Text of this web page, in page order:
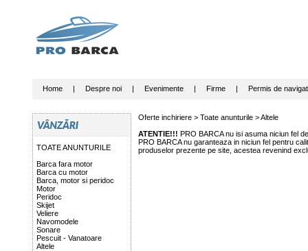
Home| Despre noi| Evenimente| Firme| Permis de
TOATE ANUNTURILE
Barca fara motor
Barca cu motor
Barca, motor si peridoc
Motor
Peridoc
Skijet
Veliere
Navomodele
Sonare
Pescuit - Vanatoare
Altele
Oferte inchiriere > Toate anunturile>Altele
ATENTIE!!! PRO BARCA nu isi asuma niciun fel
PRO BARCA nu garanteaza in niciun fel pentru
produselor prezente pe site, acestea revenind